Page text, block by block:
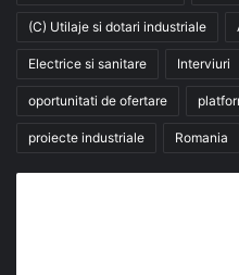
(C) Utilaje si dotari industriale
Electrice si sanitare Interviuri
oportunitati de ofertare
proiecte industriale Romania